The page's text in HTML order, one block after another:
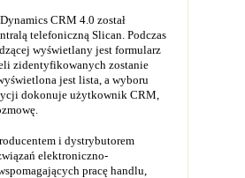
CRM 4.0 został
telefoniczną Slican. Podczas
wyświetlany jest formularz
zidentyfikowanych zostanie
jest lista, a wyboru
dokonuje użytkownik CRM,
i dystrybutorem
elektroniczno-
pracę handlu,